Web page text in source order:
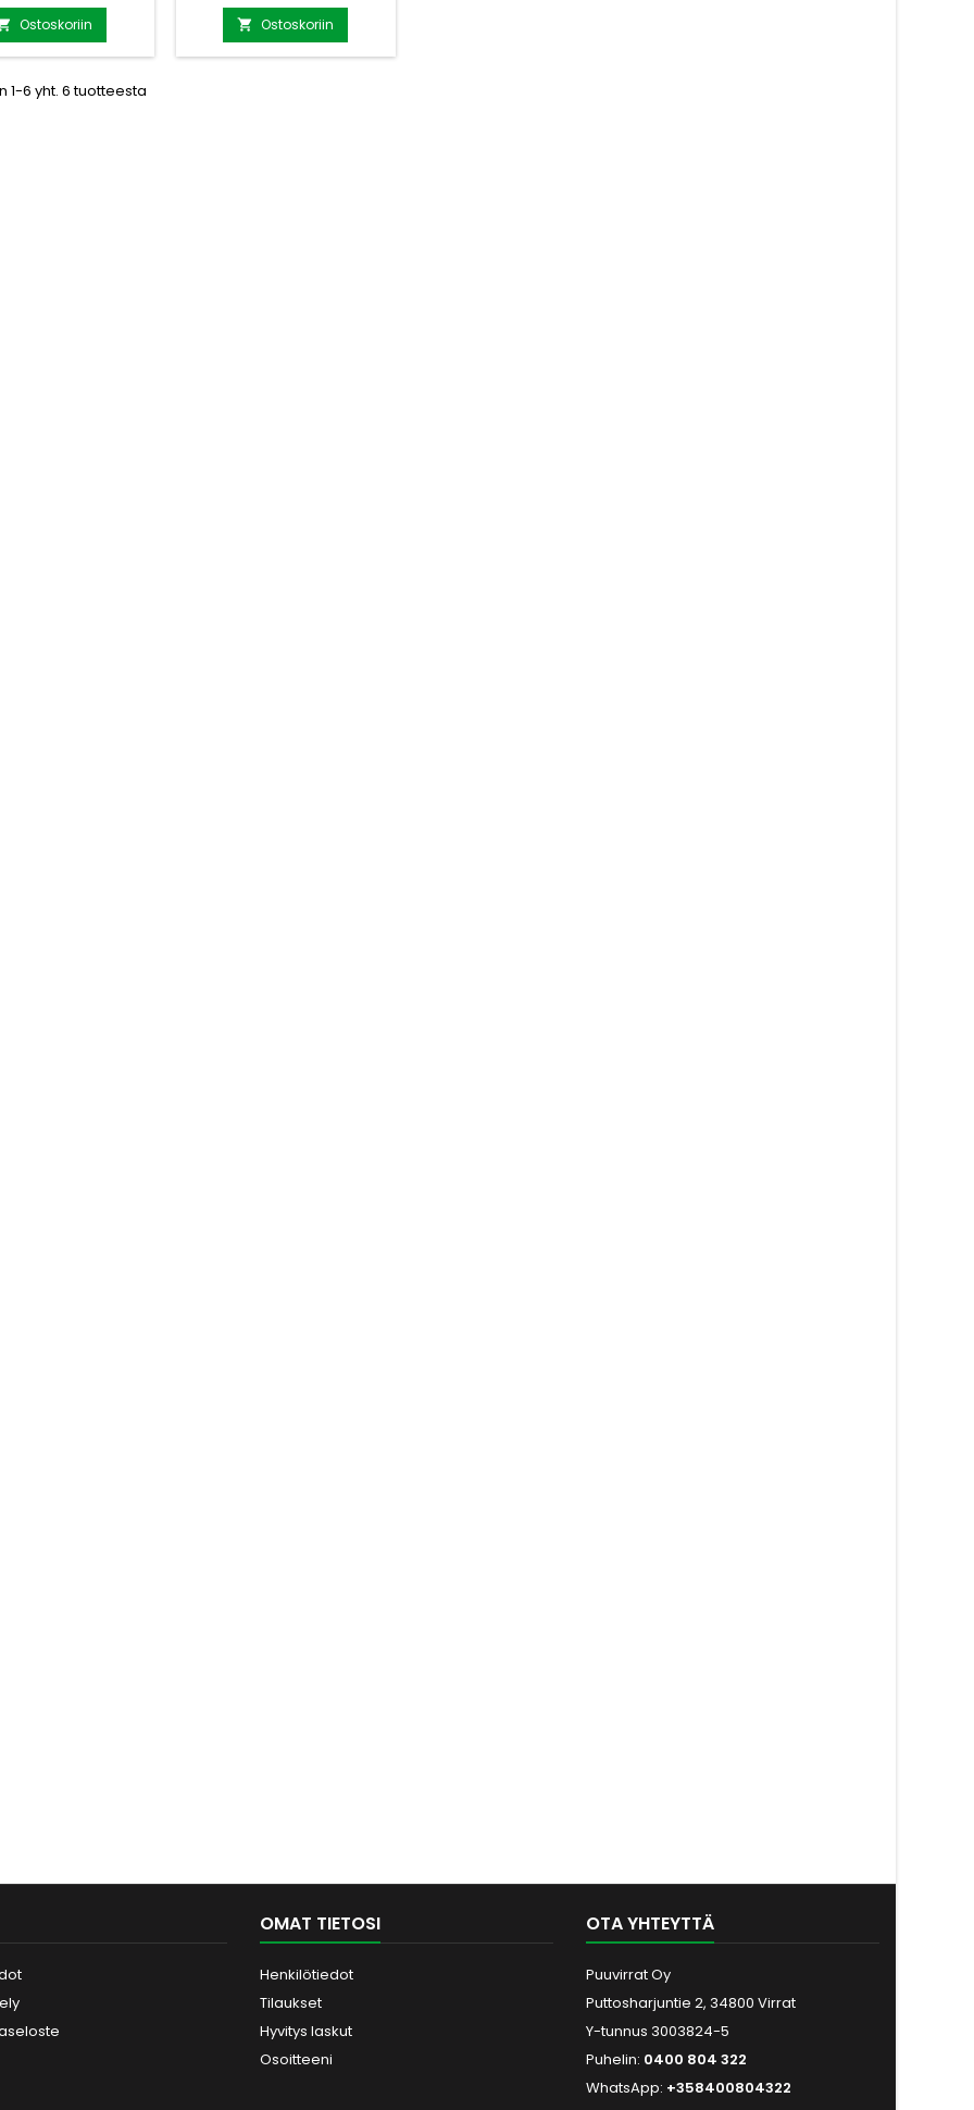
ja lisämittoja
Ostoskoriin
Mitat 290/230 x 135mm.1.
Lohko päätykannatus kysy
lisätietoja ja lisämittoja
myynti@puuvirrat.fi
 Ostoskoriin
1-6 yht. 6 tuotteesta
OMAT TIETOSI
Henkilötiedot
Tilaukset
Hyvitys laskut
Osoitteeni
OTA YHTEYTTÄ
Puuvirrat Oy
Puttosharjuntie 2, 34800 Virrat
Y-tunnus 3003824-5
Puhelin: 0400 804 322
WhatsApp: +358400804322